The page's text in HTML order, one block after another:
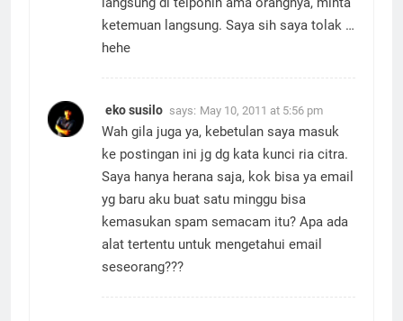
ketemuan langsung. Saya sih saya tolak …
hehe
eko susilo says: May 10, 2011 at 5:56 pm
Wah gila juga ya, kebetulan saya masuk
ke postingan ini jg dg kata kunci ria citra.
Saya hanya herana saja, kok bisa ya email
yg baru aku buat satu minggu bisa
kemasukan spam semacam itu? Apa ada
alat tertentu untuk mengetahui email
seseorang???